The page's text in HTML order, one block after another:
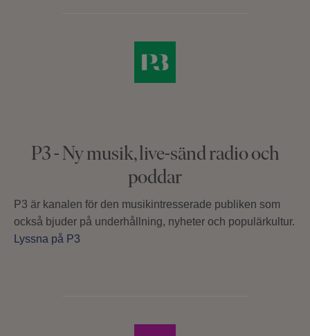
P3 - Ny musik, live-sänd radio och
poddar
P3 är kanalen för den musikintresserade publiken som
också bjuder på underhållning, nyheter och populärkultur.
Lyssna på P3